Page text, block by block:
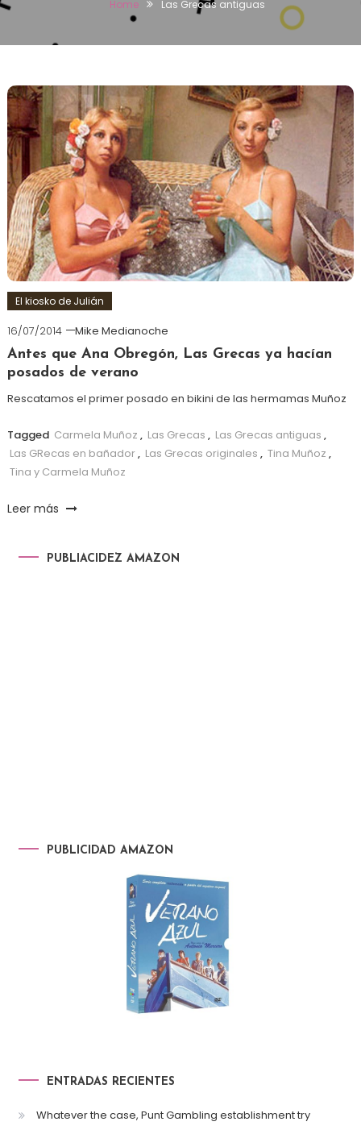
Home Las Grecas antiguas
El kiosko de Julián
16/07/2014
Mike Medianoche
Antes que Ana Obregón, Las Grecas ya hacían
posados de verano
Rescatamos el primer posado en bikini de las hermamas Muñoz
Tagged Carmela Muñoz , Las Grecas , Las Grecas antiguas ,
Las GRecas en bañador, Las Grecas originales , Tina Muñoz ,
Tina y Carmela Muñoz
Leer más
PUBLIACIDEZ AMAZON
PUBLICIDAD AMAZON
ENTRADAS RECIENTES
Whatever the case, Punt Gambling establishment try